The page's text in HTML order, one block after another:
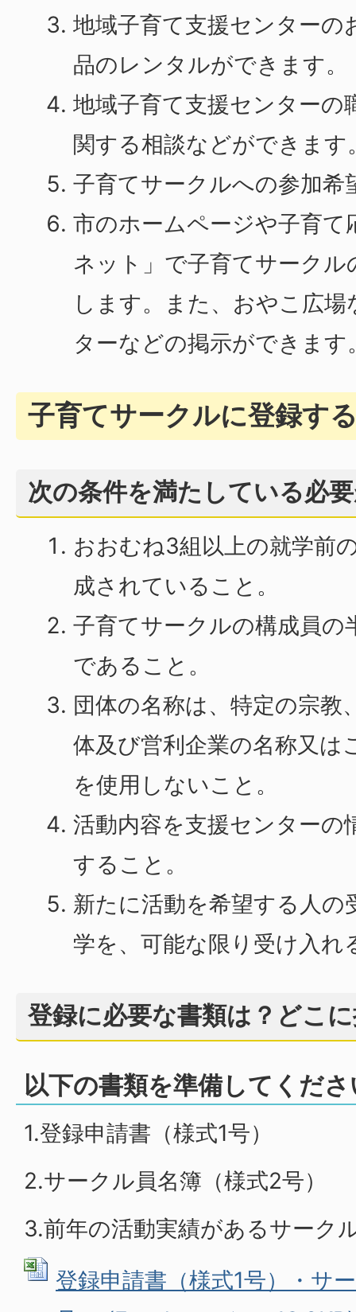
地域子育て支援センターの
品のレンタルができます。
地域子育て支援センターの
関する相談などができます
子育てサークルへの参加希
市のホームページや子育
ネット」で子育てサーク
します。また、おやこ広
ターなどの掲示ができます
子育てサークルに登録す
次の条件を満たしている必
おおむね3組以上の就学前
成されていること。
子育てサークルの構成員の
であること。
団体の名称は、特定の宗教
体及び営利企業の名称又は
を使用しないこと。
活動内容を支援センターの
すること。
新たに活動を希望する人の
学を、可能な限り受け入れ
登録に必要な書類は？どこ
以下の書類を準備してくださ
1.登録申請書（様式1号）
2.サークル員名簿（様式2号）
3.前年の活動実績があるサーク
登録申請書（様式1号）・サ